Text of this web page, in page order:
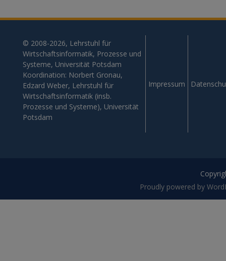
© 2008-2026, Lehrstuhl für
Wirtschaftsinformatik, Prozesse und
Systeme, Universität Potsdam
Koordination: Norbert Gronau,
Edzard Weber, Lehrstuhl für
Wirtschaftsinformatik (insb.
Prozesse und Systeme), Universität
Potsdam
Impressum
Proudly powered by